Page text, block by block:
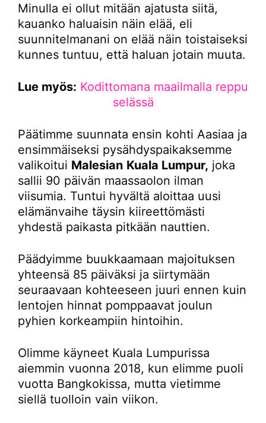
Minulla ei ollut mitään ajatusta siitä,
kauanko haluaisin näin elää, eli
suunnitelmanani on elää näin toistaiseksi
kunnes tuntuu, että haluan jotain muuta.
Lue myös: Kodittomana maailmalla reppu
selässä
Päätimme suunnata ensin kohti Aasiaa ja
ensimmäiseksi pysähdyspaikaksemme
valikoitui Malesian Kuala Lumpur, joka
sallii 90 päivän maassaolon ilman
viisumia. Tuntui hyvältä aloittaa uusi
elämänvaihe täysin kiireettömästi
yhdestä paikasta pitkään nauttien.
Päädyimme buukkaamaan majoituksen
yhteensä 85 päiväksi ja siirtymään
seuraavaan kohteeseen juuri ennen kuin
lentojen hinnat pomppaavat joulun
pyhien korkeampiin hintoihin.
Olimme käyneet Kuala Lumpurissa
aiemmin vuonna 2018, kun elimme puoli
vuotta Bangkokissa, mutta vietimme
siellä tuolloin vain viikon.